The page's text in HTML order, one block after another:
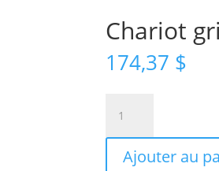
Chariot
174,37 $
Chariot
grisAjouter au